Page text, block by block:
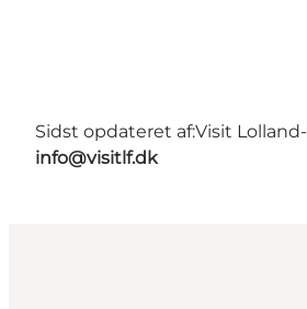
Sidst opdateret af:Visit
info@visitlf.dk